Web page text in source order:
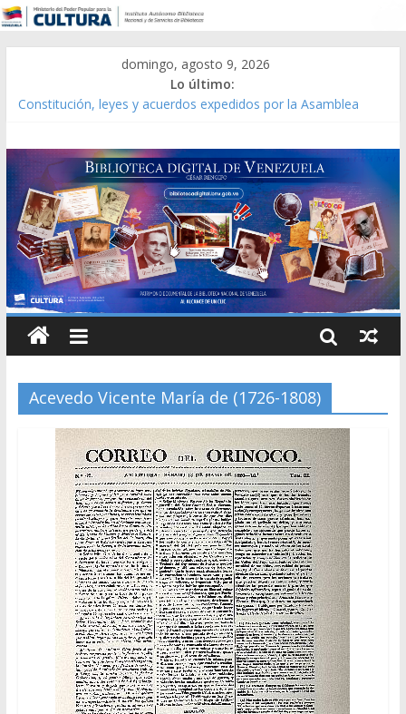
domingo, agosto 9, 2026
Lo último:
Constitución, leyes y acuerdos expedidos por la Asamblea
Modesta Bor Sánchez [material gráfico]
Gaceta Oficial de la República de Venezuela año CXXXIII Mes V,
Caracas 09 de marzo de 2006 N° 38.394
Catálogo temático de obras de Modesta Bor
Acevedo Vicente María de (1726-1808)